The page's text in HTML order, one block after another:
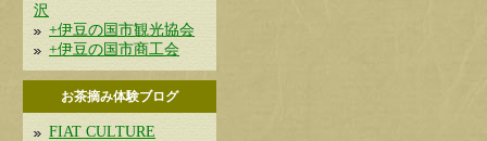
沢
+伊豆の国市観光協会
+伊豆の国市商工会
お茶摘み体験ブログ
FIAT CULTURE